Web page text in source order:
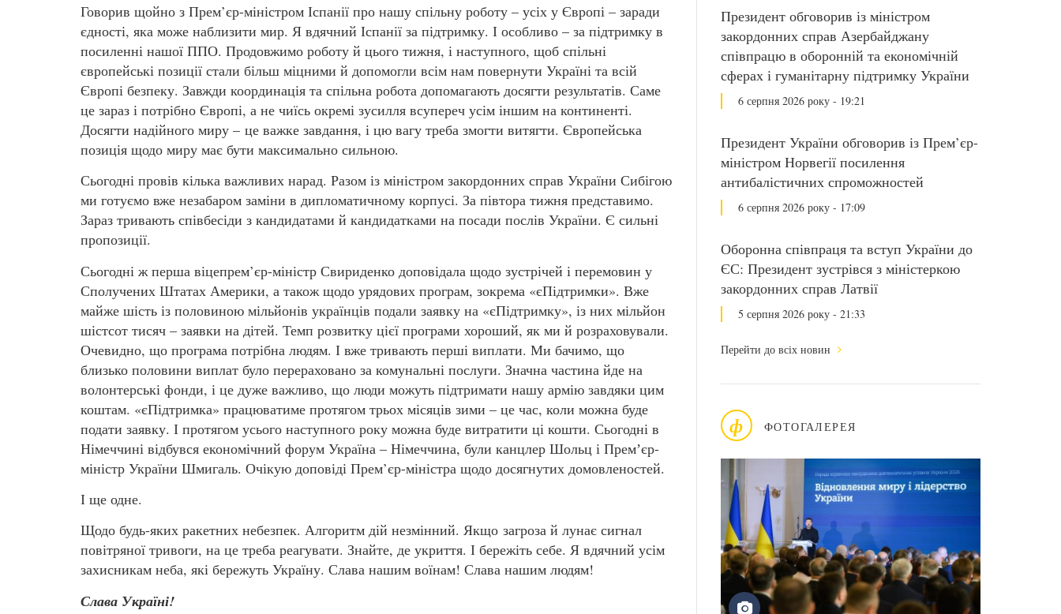
Президент обговорив із міністром
закордонних справ Азербайджану
співпрацю в оборонній та економічній
сферах і гуманітарну підтримку України
6 серпня 2026 року - 19:21
Президент України обговорив із Прем’єр-
міністром Норвегії посилення
антибалістичних спроможностей
6 серпня 2026 року - 17:09
Оборонна співпраця та вступ України до
ЄС: Президент зустрівся з міністеркою
закордонних справ Латвії
5 серпня 2026 року - 21:33
Перейти до всіх новин
ф ФОТОГАЛЕРЕЯ
Говорив щойно з Прем’єр-міністром Іспанії про нашу спільну роботу – усіх у Європі – заради
єдності, яка може наблизити мир. Я вдячний Іспанії за підтримку. І особливо – за підтримку в
посиленні нашої ППО. Продовжимо роботу й цього тижня, і наступного, щоб спільні
європейські позиції стали більш міцними й допомогли всім нам повернути Україні та всій
Європі безпеку. Завжди координація та спільна робота допомагають досягти результатів. Саме
це зараз і потрібно Європі, а не чиїсь окремі зусилля всупереч усім іншим на континенті.
Досягти надійного миру – це важке завдання, і цю вагу треба змогти витягти. Європейська
позиція щодо миру має бути максимально сильною.
Сьогодні провів кілька важливих нарад. Разом із міністром закордонних справ України Сибігою
ми готуємо вже незабаром заміни в дипломатичному корпусі. За півтора тижня представимо.
Зараз тривають співбесіди з кандидатами й кандидатками на посади послів України. Є сильні
пропозиції.
Сьогодні ж перша віцепрем’єр-міністр Свириденко доповідала щодо зустрічей і перемовин у
Сполучених Штатах Америки, а також щодо урядових програм, зокрема «єПідтримки». Вже
майже шість із половиною мільйонів українців подали заявку на «єПідтримку», із них мільйон
шістсот тисяч – заявки на дітей. Темп розвитку цієї програми хороший, як ми й розраховували.
Очевидно, що програма потрібна людям. І вже тривають перші виплати. Ми бачимо, що
близько половини виплат було перераховано за комунальні послуги. Значна частина йде на
волонтерські фонди, і це дуже важливо, що люди можуть підтримати нашу армію завдяки цим
коштам. «єПідтримка» працюватиме протягом трьох місяців зими – це час, коли можна буде
подати заявку. І протягом усього наступного року можна буде витратити ці кошти. Сьогодні в
Німеччині відбувся економічний форум Україна – Німеччина, були канцлер Шольц і Премʼєр-
міністр України Шмигаль. Очікую доповіді Прем’єр-міністра щодо досягнутих домовленостей.
І ще одне.
Щодо будь-яких ракетних небезпек. Алгоритм дій незмінний. Якщо загроза й лунає сигнал
повітряної тривоги, на це треба реагувати. Знайте, де укриття. І бережіть себе. Я вдячний усім
захисникам неба, які бережуть Україну. Слава нашим воїнам! Слава нашим людям!
Слава Україні!